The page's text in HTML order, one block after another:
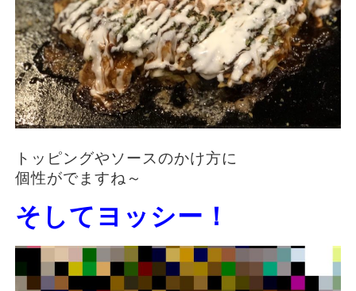
トッピングやソースのかけ方に
個性がでますね～
そしてヨッシー！